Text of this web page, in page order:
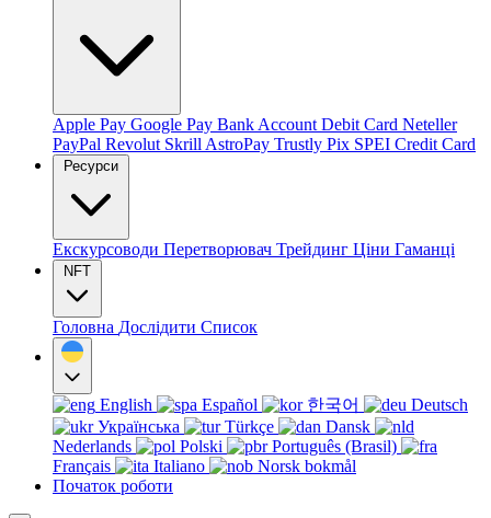
Apple Pay Google Pay Bank Account Debit Card Neteller
PayPal Revolut Skrill AstroPay Trustly Pix SPEI Credit Card
Ресурси
Екскурсоводи Перетворювач Трейдинг Ціни Гаманці
NFT
Головна Дослідити Список
English Español 한국어
Deutsch
Українська
Türkçe
Dansk
Nederlands
Polski
Português (Brasil)
Français
Italiano
Norsk bokmål
Початок роботи